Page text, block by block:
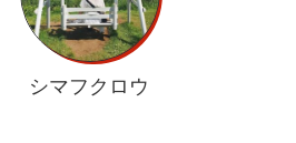
シマフクロウ